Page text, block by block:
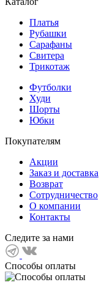
Платья
Рубашки
Сарафаны
Свитера
Трикотаж
Футболки
Худи
Шорты
Юбки
Покупателям
Акции
Заказ и доставка
Возврат
Сотрудничество
О компании
Контакты
Следите за нами
Способы оплаты